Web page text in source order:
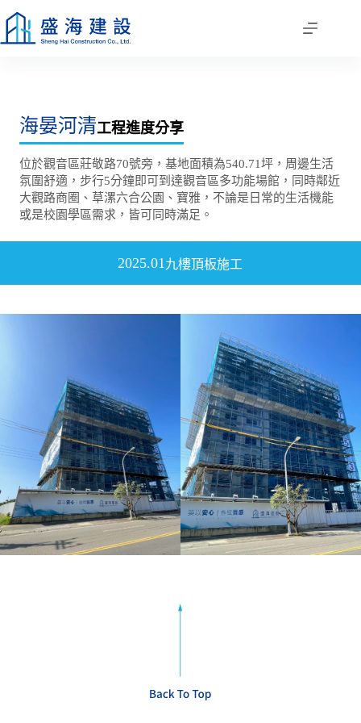
至
主
海晏河清工程進度分享
位於觀音區莊敬路70號旁，基地面積為540.71坪，周邊生活
氛圍舒適，步行5分鐘即可到達觀音區多功能場館，同時鄰近
大觀路商圈、草漯六合公園、寶雅，不論是日常的生活機能
或是校園學區需求，皆可同時滿足。
2025.01 九樓頂板施工